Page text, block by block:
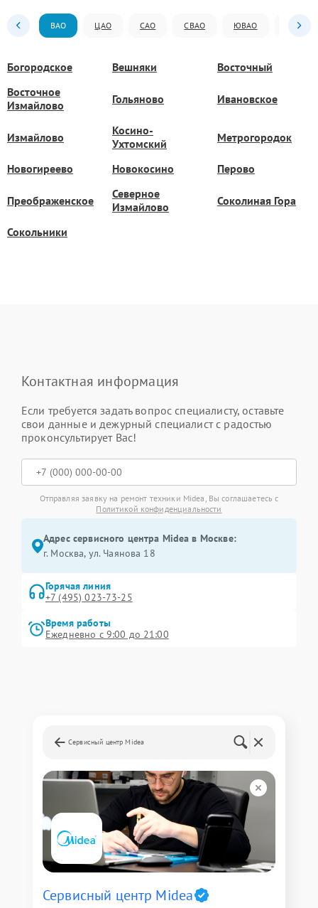
ВАО ЦАО САО СВАО ЮВАО ЮАО
Богородское Вешняки
Восточный
Восточное
Измайлово
Гольяново Ивановское
Измайлово
Косино-
Ухтомский
Метрогородок
Новогиреево Новокосино Перово
Преображенское
Северное
Измайлово
Соколиная Гора
Сокольники
Контактная информация
Если требуется задать вопрос специалисту, оставьте
свои данные и дежурный специалист с радостью
проконсультирует Вас!
Отправляя заявку на ремонт техники Midea, Вы соглашаетесь с
Политикой конфиденциальности
Адрес сервисного центра Midea в Москве:
г. Москва, ул. Чаянова 18
Горячая линия
+7 (495) 023-73-25
Время работы
Ежедневно с 9:00 до 21:00
Сервисный центр Midea
Сервисный центр Midea